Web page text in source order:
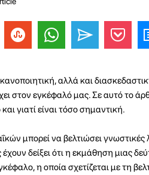
αλλά και
στον εγκέφαλό μας. Σε αυτό το
γιατί είναι τόσο σημαντική.
μπορεί να βελτιώσει γνωστικές
δείξει ότι η εκμάθηση μιας
η οποία σχετίζεται με τη